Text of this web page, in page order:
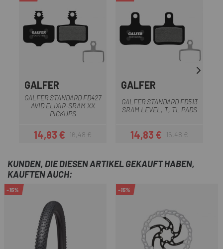
GALFER
GALFER STANDARD FD427
AVID ELIXIR-SRAM XX
PICKUPS
Preis
14,83 €Regulärer Preis
16,48 €
GALFER
GALFER STANDARD FD513
SRAM LEVEL, T, TL PADS
Preis
14,83 €Regulärer Preis
16,48 €
KUNDEN, DIE DIESEN ARTIKEL GEKAUFT HABEN,
KAUFTEN AUCH:
-15% -15%